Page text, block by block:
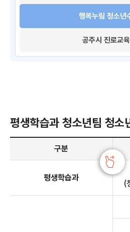
행복누림 청소년
공주시 진로교
평생학습과 청소년팀 청소
평생학습과 청소년팀 청소년수련관 업무분장 안내 - 구분, 직책, 전화번호, 주요업무 정보 제공
구분
평생학습과
(